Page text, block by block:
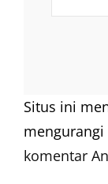
Situs ini
mengurangi
komentar